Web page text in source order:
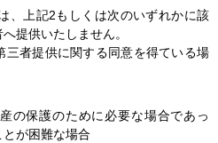
、上記2もしくは次のいずれかに該
提供いたしません。
三者提供に関する同意を得ている場
の保護のために必要な場合であっ
が困難な場合